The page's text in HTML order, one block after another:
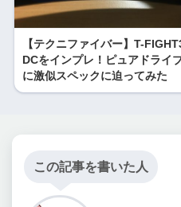
【テクニファイバー】T-
DCをインプレ！ピュアドライ
に激似スペックに迫ってみた
この記事を書いた人